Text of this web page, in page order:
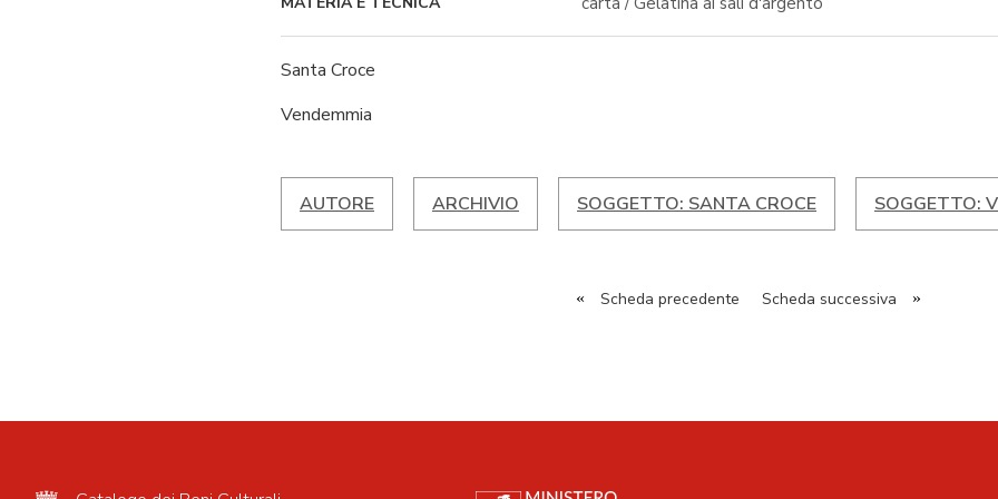
Santa Croce
Vendemmia
AUTORE ARCHIVIO SOGGETTO: SANTA CROCE SOGGETTO:
« Scheda precedente Scheda successiva »